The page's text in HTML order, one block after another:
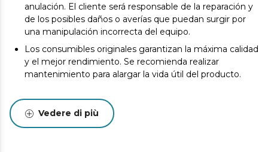
anulación. El cliente será responsable de la reparación y
de los posibles daños o averías que puedan surgir por
una manipulación incorrecta del equipo.
Los consumibles originales garantizan la máxima calidad
y el mejor rendimiento. Se recomienda realizar
mantenimiento para alargar la vida útil del producto.
Vedere di più